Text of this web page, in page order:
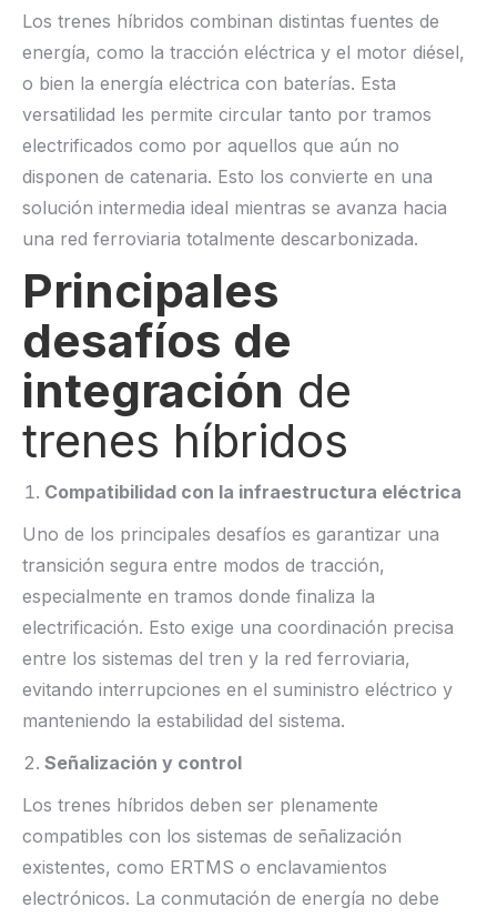
Los trenes híbridos combinan distintas fuentes de
energía, como la tracción eléctrica y el motor diésel,
o bien la energía eléctrica con baterías. Esta
versatilidad les permite circular tanto por tramos
electrificados como por aquellos que aún no
disponen de catenaria. Esto los convierte en una
solución intermedia ideal mientras se avanza hacia
una red ferroviaria totalmente descarbonizada.
Principales
desafíos de
integración de
trenes híbridos
Compatibilidad con la infraestructura eléctrica
Uno de los principales desafíos es garantizar una
transición segura entre modos de tracción,
especialmente en tramos donde finaliza la
electrificación. Esto exige una coordinación precisa
entre los sistemas del tren y la red ferroviaria,
evitando interrupciones en el suministro eléctrico y
manteniendo la estabilidad del sistema.
Señalización y control
Los trenes híbridos deben ser plenamente
compatibles con los sistemas de señalización
existentes, como ERTMS o enclavamientos
electrónicos. La conmutación de energía no debe